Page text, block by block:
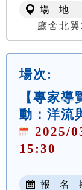
場 地
廳舍北
場次:
【專家
動：洋流
2025/
15:30
報 名